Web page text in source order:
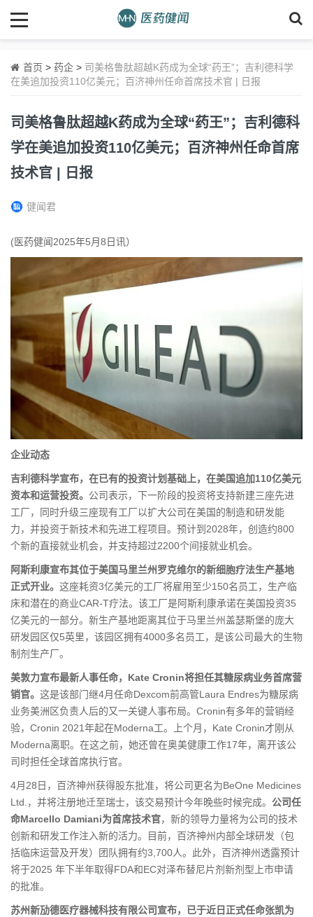
首页 > 药企 > 司美格鲁肽超越K药成为全球“药王”；吉利德科学
在美追加投资110亿美元；百济神州任命首席技术官 | 日报
司美格鲁肽超越K药成为全球“药王”；吉利德科
学在美追加投资110亿美元；百济神州任命首席
技术官 | 日报
健闻君
(医药健闻2025年5月8日讯）
企业动态
吉利德科学宣布，在已有的投资计划基础上，在美国追加110亿美元
资本和运营投资。 公司表示，下一阶段的投资将支持新建三座先进
工厂，同时升级三座现有工厂以扩大公司在美国的制造和研发能
力，并投资于新技术和先进工程项目。预计到2028年，创造约800
个新的直接就业机会，并支持超过2200个间接就业机会。
阿斯利康宣布其位于美国马里兰州罗克维尔的新细胞疗法生产基地
正式开业。 这座耗资3亿美元的工厂将雇用至少150名员工，生产临
床和潜在的商业CAR-T疗法。该工厂是阿斯利康承诺在美国投资35
亿美元的一部分。新生产基地距离其位于马里兰州盖瑟斯堡的庞大
研发园区仅5英里，该园区拥有4000多名员工，是该公司最大的生物
制剂生产厂。
美敦力宣布最新人事任命，Kate Cronin将担任其糖尿病业务首席营
销官。 这是该部门继4月任命Dexcom前高管Laura Endres为糖尿病
业务美洲区负责人后的又一关键人事布局。Cronin有多年的营销经
验，Cronin 2021年起在Moderna工。上个月，Kate Cronin才刚从
Moderna离职。在这之前，她还曾在奥美健康工作17年，离开该公
司时担任全球首席执行官。
4月28日，百济神州获得股东批准，将公司更名为BeOne Medicines
Ltd.，并将注册地迁至瑞士，该交易预计今年晚些时候完成。 公司任
命Marcello Damiani为首席技术官，新的领导力量将为公司的技术
创新和研发工作注入新的活力。目前，百济神州内部全球研发（包
括临床运营及开发）团队拥有约3,700人。此外，百济神州透露预计
将于2025 年下半年取得FDA和EC对泽布替尼片剂新剂型上市申请
的批准。
苏州新劢德医疗器械科技有限公司宣布，已于近日正式任命张凯为